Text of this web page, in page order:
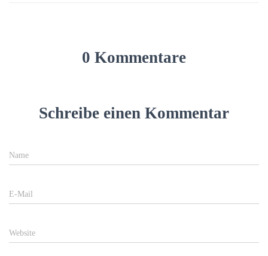
0 Kommentare
Schreibe einen Kommentar
Name
E-Mail
Website